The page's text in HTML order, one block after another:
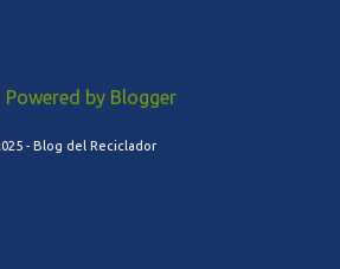
Powered by Blogger
- Blog del Reciclador